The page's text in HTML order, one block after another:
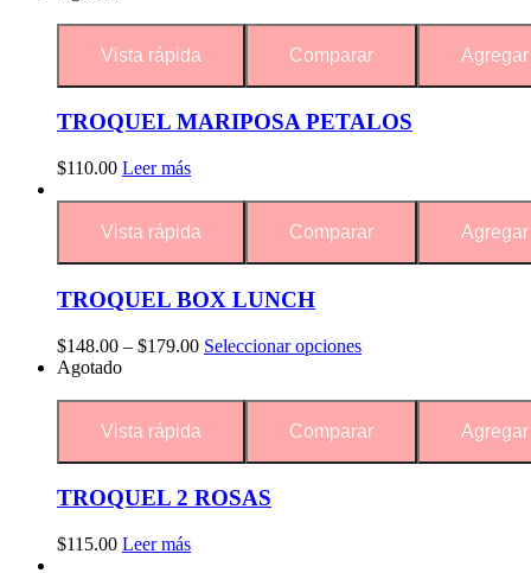
Vista rápida Comparar
TROQUEL MARIPOSA PETALOS
$110.00 Leer más
Vista rápida Comparar
TROQUEL BOX LUNCH
$148.00 – $179.00 Seleccionar opciones
Agotado
Vista rápida Comparar
TROQUEL 2 ROSAS
$115.00 Leer más